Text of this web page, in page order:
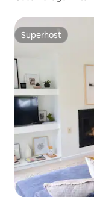
Superhost
Superhost